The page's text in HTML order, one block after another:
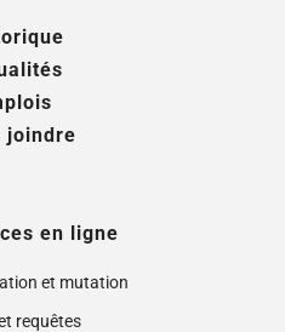
joindre
en ligne
et mutation
requêtes